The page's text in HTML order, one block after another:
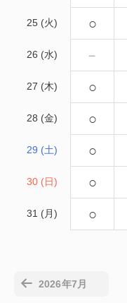
25 (火) ○
26 (水) －
27 (木) ○
28 (金) ○
29 (土) ○
30 (日) ○
31 (月) ○
2026年7月